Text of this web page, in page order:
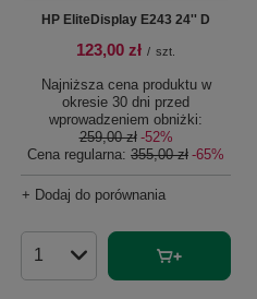
HP EliteDisplay E243 24'' D
123,00 zł / szt.
Najniższa cena produktu w
okresie 30 dni przed
wprowadzeniem obniżki:
259,00 zł -52%
Cena regularna: 355,00 zł -65%
+ Dodaj do porównania
Ilość produktów